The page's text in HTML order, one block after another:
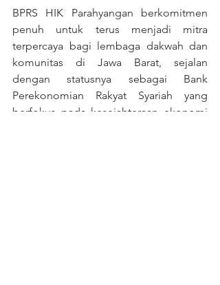
BPRS HIK Parahyangan berkomitmen
penuh untuk terus menjadi mitra
terpercaya bagi lembaga dakwah dan
komunitas di Jawa Barat, sejalan
dengan statusnya sebagai Bank
Perekonomian Rakyat Syariah yang
berfokus pada kesejahteraan ekonomi